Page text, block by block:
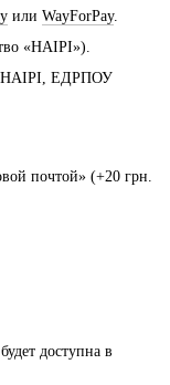
или WayForPay.
«НАІРІ»).
ЕДРПОУ
почтой» (+20 грн.
доступна в